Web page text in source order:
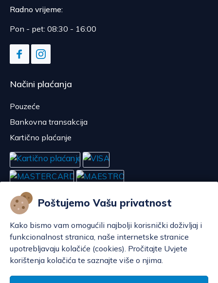
Poštujemo Vašu privatnost
Kako bismo vam omogućili najbolji korisnički doživljaj i
funkcionalnost stranica, naše internetske stranice
upotrebljavaju kolačiće (cookies). Pročitajte Uvjete
korištenja kolačića te saznajte više o njima.
Radno vrijeme:
Pon - pet: 08:30 - 16:00
Načini plaćanja
Pouzeće
Bankovna transakcija
Kartično plaćanje